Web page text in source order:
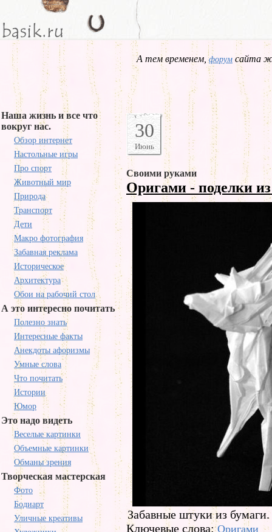
А тем временем,форум сайта
Наша жизнь и все что
вокруг нас.
Обзор интернет
Настольные игры
Про спорт
Животный мир
Природа
Транспорт
Дети
Макро фотография
Забавная реклама
Историческое
Архитектура
Обои на рабочий стол
А это интересно почитать
Полезно знать
Интересные факты
Анекдоты афоризмы
Умные слова
Что почитать
Истории
Юмор
Это надо видеть
Веселые картинки
Объемные картинки
Обманы зрения
Творческая мастерская
Фото
Бодиарт
Уличные креативы
30
Июнь
Своими руками
Оригами - поделки
Забавные штуки из
Ключевые слова:Оригами